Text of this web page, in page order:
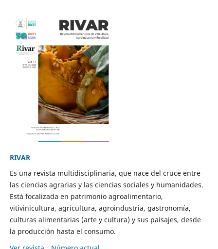
RIVAR
Es una revista multidisciplinaria, que nace del cruce entre
las ciencias agrarias y las ciencias sociales y humanidades.
Está focalizada en patrimonio agroalimentario,
vitivinicultura, agricultura, agroindustria, gastronomía,
culturas alimentarias (arte y cultura) y sus paisajes, desde
la producción hasta el consumo.